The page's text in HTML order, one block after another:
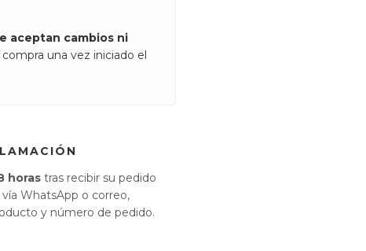
aceptan cambios ni
una vez iniciado el
horas tras recibir su pedido
WhatsApp o correo,
y número de pedido.